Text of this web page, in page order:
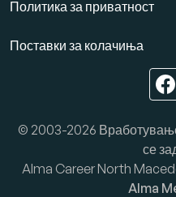
Политика за приватност
Поставки за колачиња
© 2003-2026
се
Alma Career North
Alma